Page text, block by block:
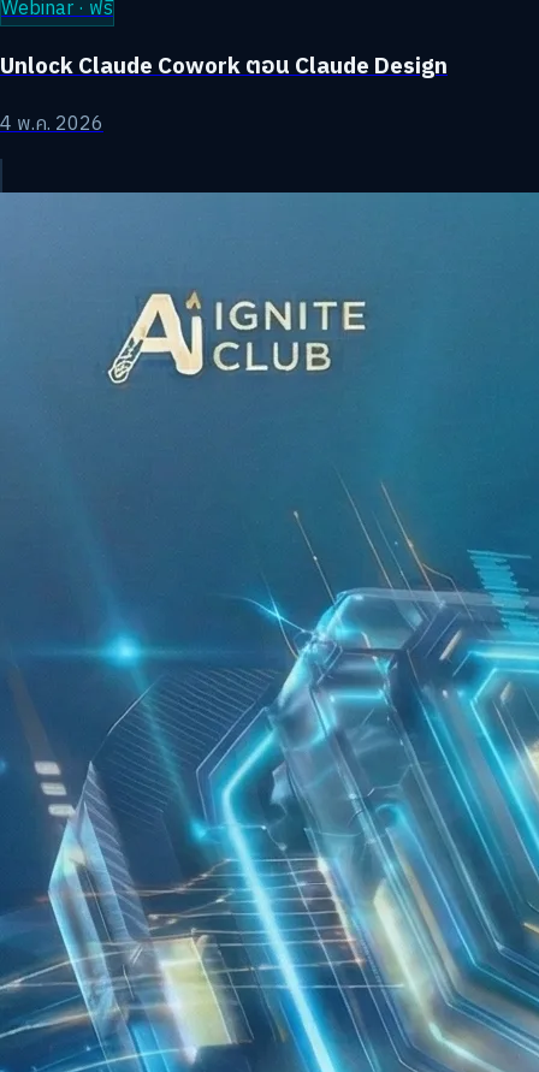
Webinar · ฟรี
Unlock Claude Cowork ตอน Claude Design
4 พ.ค. 2026